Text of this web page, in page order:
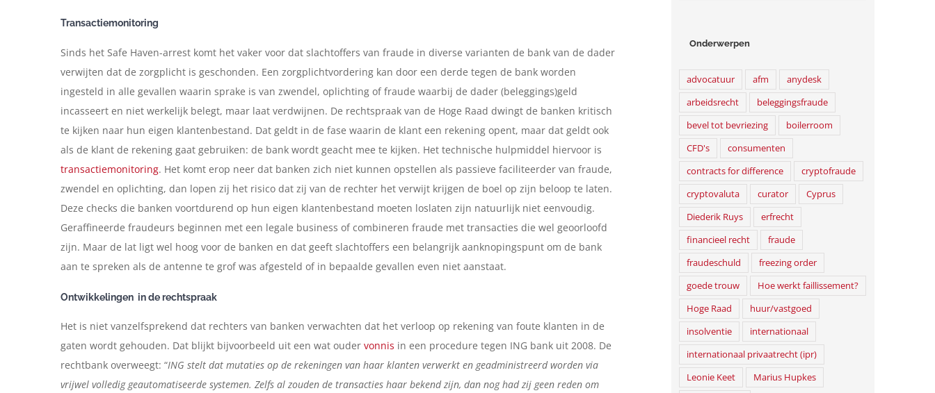
Transactiemonitoring
Sinds het Safe Haven-arrest komt het vaker voor dat slachtoffers van fraude in diverse varianten de bank van de dader
verwijten dat de zorgplicht is geschonden. Een zorgplichtvordering kan door een derde tegen de bank worden
ingesteld in alle gevallen waarin sprake is van zwendel, oplichting of fraude waarbij de dader (beleggings)geld
incasseert en niet werkelijk belegt, maar laat verdwijnen. De rechtspraak van de Hoge Raad dwingt de banken kritisch
te kijken naar hun eigen klantenbestand. Dat geldt in de fase waarin de klant een rekening opent, maar dat geldt ook
als de klant de rekening gaat gebruiken: de bank wordt geacht mee te kijken. Het technische hulpmiddel hiervoor is
transactiemonitoring. Het komt erop neer dat banken zich niet kunnen opstellen als passieve faciliteerder van fraude,
zwendel en oplichting, dan lopen zij het risico dat zij van de rechter het verwijt krijgen de boel op zijn beloop te laten.
Deze checks die banken voortdurend op hun eigen klantenbestand moeten loslaten zijn natuurlijk niet eenvoudig.
Geraffineerde fraudeurs beginnen met een legale business of combineren fraude met transacties die wel geoorloofd
zijn. Maar de lat ligt wel hoog voor de banken en dat geeft slachtoffers een belangrijk aanknopingspunt om de bank
aan te spreken als de antenne te grof was afgesteld of in bepaalde gevallen even niet aanstaat.
Ontwikkelingen in de rechtspraak
Het is niet vanzelfsprekend dat rechters van banken verwachten dat het verloop op rekening van foute klanten in de
gaten wordt gehouden. Dat blijkt bijvoorbeeld uit een wat ouder vonnis in een procedure tegen ING bank uit 2008. De
rechtbank overweegt: “ING stelt dat mutaties op de rekeningen van haar klanten verwerkt en geadministreerd worden via
vrijwel volledig geautomatiseerde systemen. Zelfs al zouden de transacties haar bekend zijn, dan nog had zij geen reden om
Onderwerpen
advocatuur afm
anydesk
arbeidsrecht
beleggingsfraude
bevel tot bevriezing
boilerroom
CFD's
consumenten
contracts for difference
cryptofraude
cryptovaluta
curator
Cyprus
Diederik Ruys
erfrecht
financieel recht
fraude
fraudeschuld
freezing order
goede trouw
Hoe werkt faillissement?
Hoge Raad
huur/vastgoed
insolventie
internationaal
internationaal privaatrecht (ipr)
Leonie Keet
Marius Hupkes